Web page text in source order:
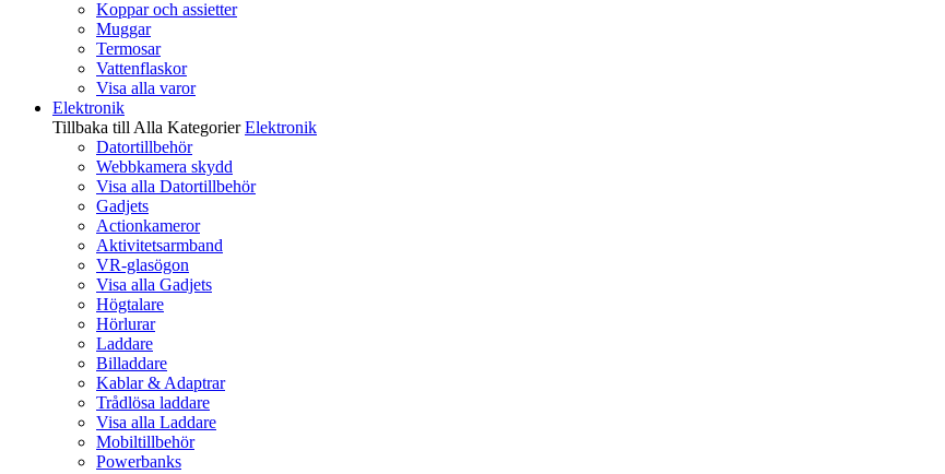
Koppar och assietter
Muggar
Termosar
Vattenflaskor
Visa alla varor
Elektronik
Tillbaka till Alla Kategorier Elektronik
Datortillbehör
Webbkamera skydd
Visa alla Datortillbehör
Gadjets
Actionkameror
Aktivitetsarmband
VR-glasögon
Visa alla Gadjets
Högtalare
Hörlurar
Laddare
Billaddare
Kablar & Adaptrar
Trådlösa laddare
Visa alla Laddare
Mobiltillbehör
Powerbanks